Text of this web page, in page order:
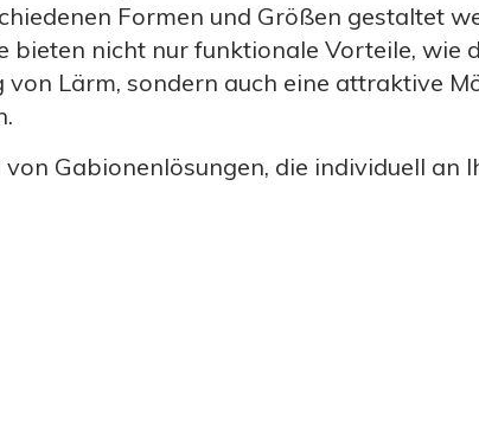
Formen und Größen gestaltet
bieten nicht nur funktionale Vorteile, wie
von Lärm, sondern auch eine attraktive
Gabionenlösungen, die individuell an